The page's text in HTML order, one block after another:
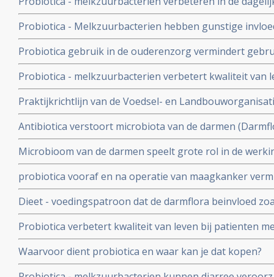
mensen, de kwaliteit van leven, minder maag-
verbetert de ontlasting
Probiotica - Melkzuurbacterien hebben gunstige
stamceltransplantatie moeten ondergaan.
Probiotica gebruik in de ouderenzorg vermindert
veel minder diarree aldus een proefproject van de
Probiotica - melkzuurbacterien verbetert kwaliteit van
hebben van hooikoorts
Praktijkrichtlijn van de Voedsel- en
WHO - de Wereldgezondheidsorganisatie voor
darmproblemen
Antibiotica verstoort microbiota van de darmen
kan de darmflora al ernstig verstoren. Regelmatig
chronische schade toebrengen
Microbioom van de darmen speelt grote rol in de
immuunsysteem. Verbeteren van het microbioom kan
verschillende vormen van kanker
probiotica vooraf en na operatie van maagkanker
herstelt darmflora sneller en beter in vergelijking met
Dieet - voedingspatroon dat de darmflora beinvloed
invloed op aanslaan van immuuntherapie met anti-PD
Probiotica verbetert kwaliteit van leven bij patienten
prikkelbare darm
Waarvoor dient probiotica en waar kan je dat kopen?